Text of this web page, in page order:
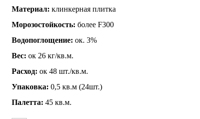
Материал: клинкерная плитка
Морозостойкость: более F300
Водопоглощение: ок. 3%
Вес: ок 26 кг/кв.м.
Расход: ок 48 шт./кв.м.
Упаковка: 0,5 кв.м (24шт.)
Палетта: 45 кв.м.